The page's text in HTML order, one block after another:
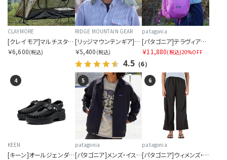
Y
Z
OTHERS
カラーを指定する
価格帯を指定する
CLAYMORE
[クレイモア]マルチスタンド
￥6,600(税込)
RIDGE MOUNTAIN GEAR
[リッジマウンテンギア]サンシェード 2026
￥5,400 (税込)
4.5 （6）
patagonia
[パタゴニア]テラヴィア・トート・パック 24L
￥11,880(税込)20%OFF
4
KEEN
[キーン]オールジェンダー ユニーク PLT メリージェーン
5
patagonia
[パタゴニア]メンズ・イスマス・アンラインド・ジャケット
6
patagonia
[パタゴニア]ウィメンズ・アウトドア・エブリデー・パンツ